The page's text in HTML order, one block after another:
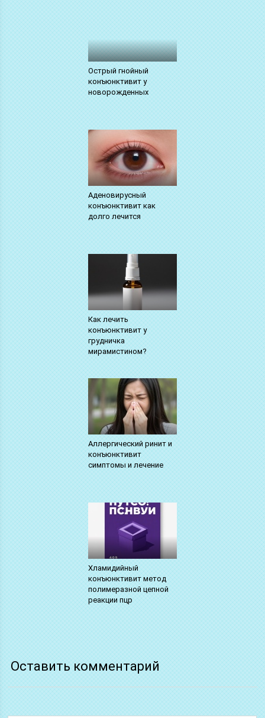
Острый гнойный
конъюнктивит у
новорожденных
Аденовирусный
конъюнктивит как
долго лечится
Как лечить
конъюнктивит у
грудничка
мирамистином?
Аллергический ринит и
конъюнктивит
симптомы и лечение
Хламидийный
конъюнктивит метод
полимеразной цепной
реакции пцр
Оставить комментарий